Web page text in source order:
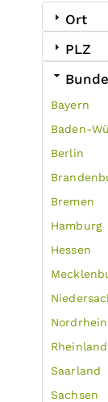
Ort
PLZ
Bayern
Baden-
Berlin
Bremen
Hamburg
Hessen
Saarland
Sachsen